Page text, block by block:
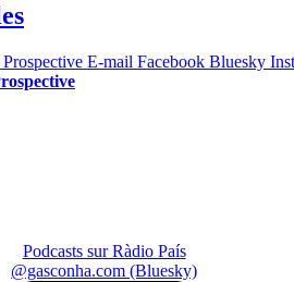
Podcasts sur Ràdio País
@gasconha.com (Bluesky)